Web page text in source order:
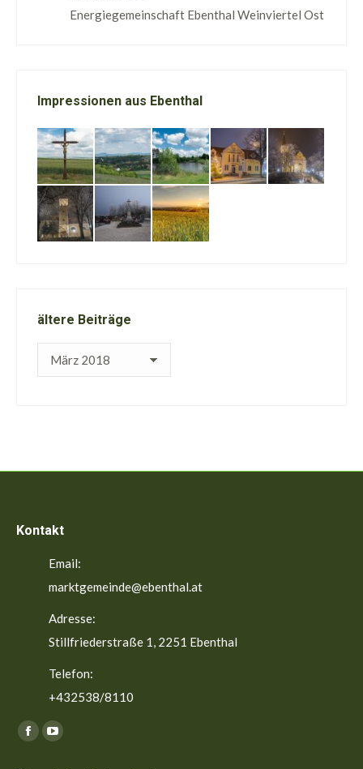
Energiegemeinschaft Ebenthal Weinviertel Ost
Impressionen aus Ebenthal
ältere Beiträge
ältere
Kontakt
Email:
marktgemeinde@ebenthal.at
Adresse:
Stillfriederstraße 1, 2251 Ebenthal
Telefon:
+432538/8110
Finden Sie uns auf:
FacebookYouTube